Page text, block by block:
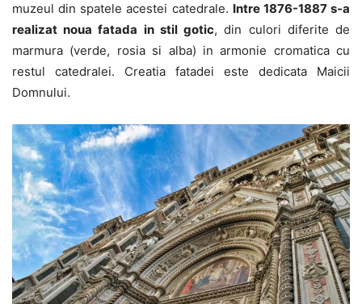
muzeul din spatele acestei catedrale. Intre 1876-1887 s-a
realizat noua fatada in stil gotic, din culori diferite de
marmura (verde, rosia si alba) in armonie cromatica cu
restul catedralei. Creatia fatadei este dedicata Maicii
Domnului.